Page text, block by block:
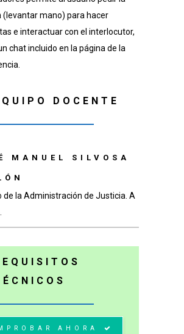
(levantar mano) para hacer
e interactuar con el interlocutor,
chat incluido en la página de la
DOCENTE
MANUEL SILVOSA
de la Administración de Justicia. A
AHORA